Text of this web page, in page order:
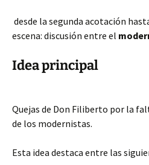
desde la segunda acotación
escena: discusión entre el
Idea principal
Quejas de Don Filiberto por la
de los modernistas.
Esta idea destaca entre las